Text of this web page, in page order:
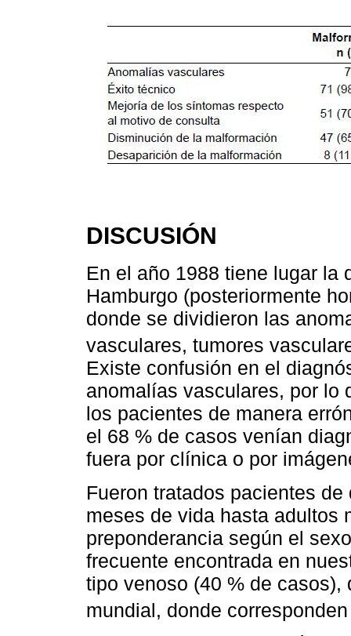
DISCUSIÓN
En el año 1988 tiene lugar la
Hamburgo (posteriormente
donde se dividieron las
vasculares, tumores
Existe confusión en el
anomalías vasculares, por lo
los pacientes de manera
el 68 % de casos venían
fuera por clínica o por
Fueron tratados pacientes
meses de vida hasta adultos
preponderancia según el
frecuente encontrada en
tipo venoso (40 % de
mundial, donde